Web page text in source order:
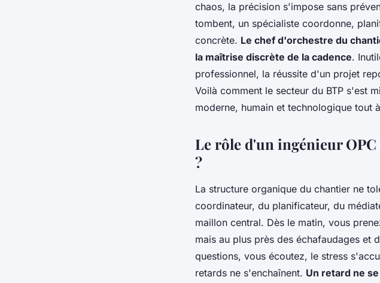
chaos, la précision s'impose sans
tombent, un spécialiste coordonne,
concrète. Le chef d'orchestre du
la maîtrise discrète de la cadence.
professionnel, la réussite d'un projet
Voilà comment le secteur du BTP s'est
moderne, humain et technologique tout
Le rôle d'un ingénieur OPC
?
La structure organique du chantier ne
coordinateur, du planificateur, du
maillon central. Dès le matin, vous
mais au plus près des échafaudages et
questions, vous écoutez, le stress
retards ne s'enchaînent. Un retard ne